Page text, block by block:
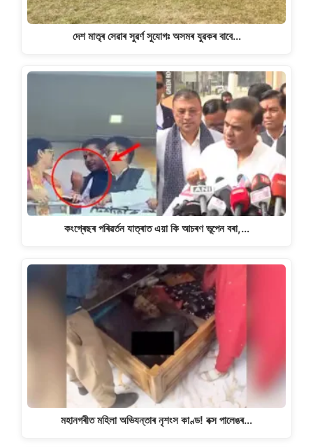
দেশ মাতৃৰ সেৱাৰ সুৱৰ্ণ সুযোগঃ অসমৰ যুৱকৰ বাবে…
কংগ্ৰেছৰ পৰিৱৰ্তন যাত্ৰাত এয়া কি আচৰণ ভূপেন বৰা,…
মহানগৰীত মহিলা অভিযন্তাৰ নৃশংস কাণ্ড! বক্স পালেঙৰ…